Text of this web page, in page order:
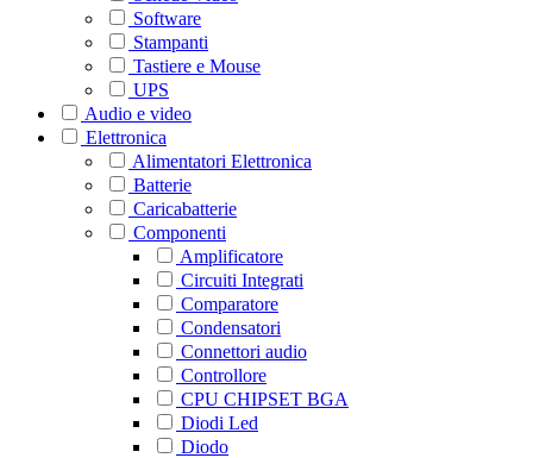
Software
Stampanti
Tastiere e Mouse
UPS
Audio e video
Elettronica
Alimentatori Elettronica
Batterie
Caricabatterie
Componenti
Amplificatore
Circuiti Integrati
Comparatore
Condensatori
Connettori audio
Controllore
CPU CHIPSET BGA
Diodi Led
Diodo